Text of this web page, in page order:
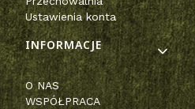
Ustawienia konta
INFORMACJE
O NAS
WSPÓŁPRACA